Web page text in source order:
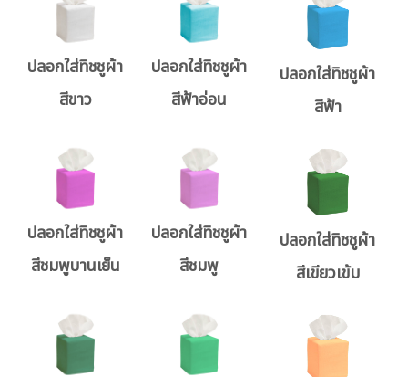
ปลอกใส่ทิชชูผ้า
สีขาว
ปลอกใส่ทิชชูผ้า
สีฟ้าอ่อน
ปลอกใส่ทิชชูผ้า
สีฟ้า
ปลอกใส่ทิชชูผ้า
สีชมพูบานเย็น
ปลอกใส่ทิชชูผ้า
สีชมพู
ปลอกใส่ทิชชูผ้า
สีเขียวเข้ม